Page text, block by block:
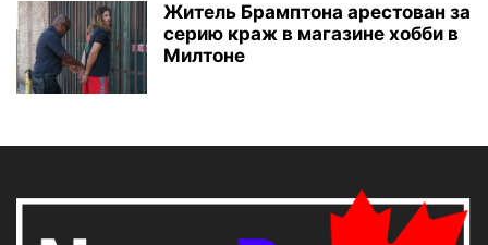
Житель Брамптона арестован за
серию краж в магазине хобби в
Милтоне